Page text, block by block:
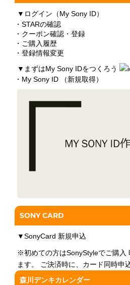
▼ ログイン（My Sony ID）
・STARの確認
・クーポン確認・登録
・ご購入履歴
・登録情報変更
▼ まずはMy Sony IDをつくろう
・My Sony ID （新規取得）
SONY CARD
▼SonyCard 新規申込
※初めての方はSonyStyleでご購入
ます。 ご決済時に、カード同時申
森川デンキカレンダー